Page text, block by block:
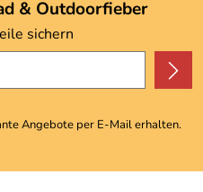
& Outdoorfieber
sichern
Angebote per E-Mail erhalten.
andere Unternehmen
wird in anonymer Form